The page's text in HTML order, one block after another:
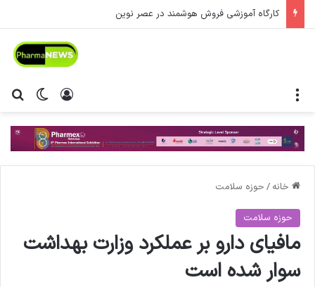
کارگاه آموزشی فروش هوشمند در عصر نوین
تغییر ورود
خانه / حوزه سلامت
حوزه سلامت
مافیای دارو بر عملکرد وزارت بهداشت
سوار شده است